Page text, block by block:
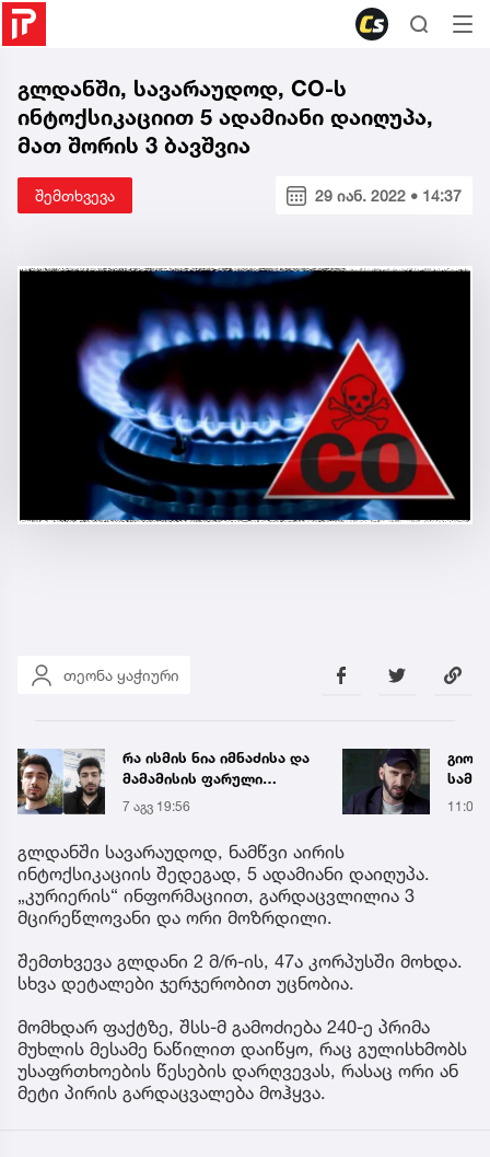
გლდანში, სავარაუდოდ, CO-ს
ინტოქსიკაციით 5 ადამიანი დაიღუპა,
მათ შორის 3 ბავშვია
შემთხვევა 29 იან. 2022 • 14:37
თეონა ყაჭიური
რა ისმის ნია იმნაძისა და
მამამისის ფარული
ჩანაწერიდან - გიგა
ავალიანის მკვლელობის
საქმე
7 აგვ 19:56 11:04
გლდანში სავარაუდოდ, ნამწვი აირის
ინტოქსიკაციის შედეგად, 5 ადამიანი დაიღუპა.
„კურიერის“ ინფორმაციით, გარდაცვლილია 3
მცირეწლოვანი და ორი მოზრდილი.
შემთხვევა გლდანი 2 მ/რ-ის, 47ა კორპუსში მოხდა.
სხვა დეტალები ჯერჯერობით უცნობია.
მომხდარ ფაქტზე, შსს-მ გამოძიება 240-ე პრიმა
მუხლის მესამე ნაწილით დაიწყო, რაც გულისხმობს
უსაფრთხოების წესების დარღვევას, რასაც ორი ან
მეტი პირის გარდაცვალება მოჰყვა.